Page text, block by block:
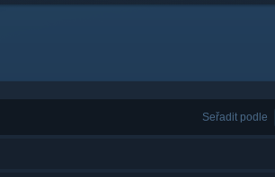
Seřadit podle